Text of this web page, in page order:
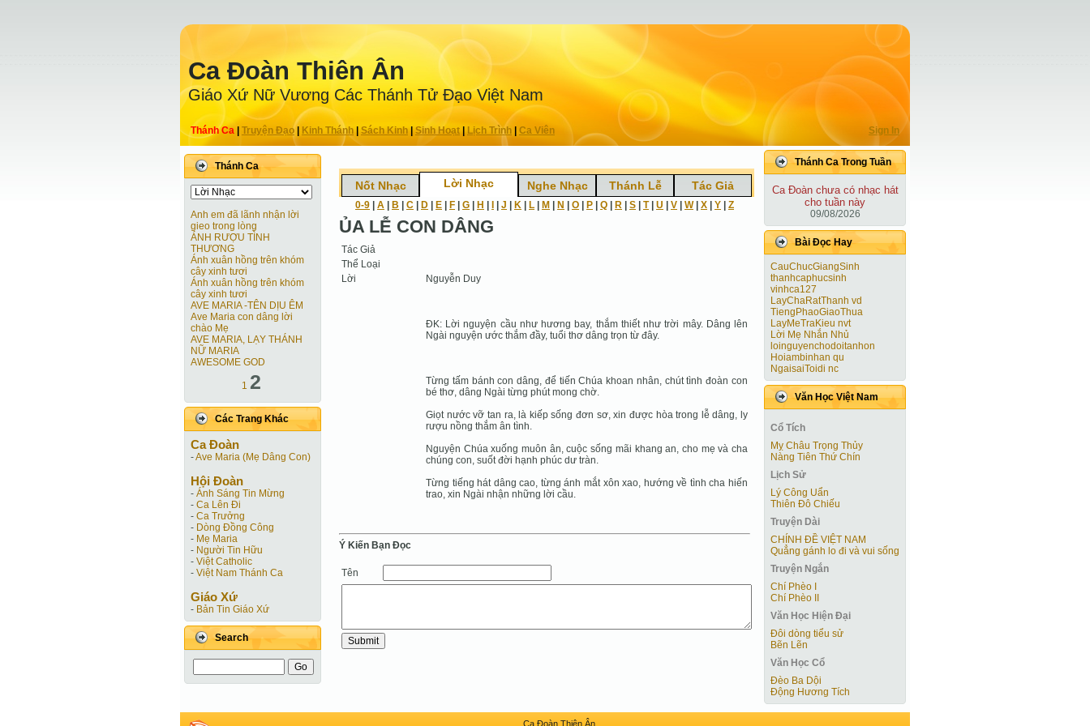
Ca Ðoàn Thiên Ân
Giáo Xứ Nữ Vương Các Thánh Tử Ðạo Việt Nam
Thánh Ca Truyện Ðạo| Kinh Thánh Sách Kinh|Sinh Hoạt| Lịch Trình Ca Viên Sign In
Thánh Ca
Anh em đã lãnh nhận lời
gieo trong lòng
ÁNH RƯỢU TÌNH
THƯƠNG
Ánh xuân hồng trên khóm
cây xinh tươi
Ánh xuân hồng trên khóm
cây xinh tươi
AVE MARIA -TÊN DỊU ÊM
Ave Maria con dâng lời
chào Mẹ
AVE MARIA, LẠY THÁNH
NỮ MARIA
AWESOME GOD
1 2
Các Trang Khác
Ca Ðoàn
-Ave Maria (Mẹ Dâng Con)
Hội Ðoàn
- Ánh Sáng Tin Mừng
- Ca Lên Đi
- Ca Trưởng
- Dòng Đồng Công
- Mẹ Maria
- Người Tin Hữu
- Việt Catholic
- Việt Nam Thánh Ca
Giáo Xứ
- Bản Tin Giáo Xứ
Search
Nốt Nhạc Lời Nhạc Nghe Nhạc Thánh Lễ Tác Giả
0-9 A B C D E F G H J K L M N O P Q R S T| U V W| X Y Z
ỦA LỄ CON DÂNG
Tác Giả
Thể Loại
Lời
Nguyễn Duy
ĐK: Lời nguyện cầu như hương bay, thắm thiết như trời mây. Dâng lên
Ngài nguyện ước thắm đầy, tuổi thơ dâng trọn từ đây.
Từng tấm bánh con dâng, để tiến Chúa khoan nhân, chút tình đoàn con
bé thơ, dâng Ngài từng phút mong chờ.
Giọt nước vỡ tan ra, là kiếp sống đơn sơ, xin được hòa trong lễ dâng, ly
rượu nồng thắm ân tình.
Nguyện Chúa xuống muôn ân, cuộc sống mãi khang an, cho mẹ và cha
chúng con, suốt đời hạnh phúc dư tràn.
Từng tiếng hát dâng cao, từng ánh mắt xôn xao, hướng về tình cha hiến
trao, xin Ngài nhận những lời cầu.
Ý Kiến Bạn Ðọc
Tên
Thánh Ca Trong Tuần
Ca Ðoàn chưa có nhạc hát
cho tuần này
09/08/2026
Bài Ðọc Hay
CauChucGiangSinh
thanhcaphucsinh
vinhca127
LayChaRatThanh vd
TiengPhaoGiaoThua
LayMeTraKieu nvt
Lời Mẹ Nhắn Nhủ
loinguyenchodoitanhon
Hoiambinhan qu
NgaisaiToidi nc
Văn Học Việt Nam
Cổ Tích
Mỵ Châu Trọng Thủy
Nàng Tiên Thứ Chín
Lịch Sử
Lý Công Uẩn
Thiên Đô Chiếu
Truyện Dài
CHÍNH ĐỀ VIỆT NAM
Quẳng gánh lo đi và vui sống
Truyện Ngắn
Chí Phèo I
Chí Phèo II
Văn Học Hiện Ðại
Đôi dòng tiểu sử
Bẽn Lẽn
Văn Học Cổ
Đèo Ba Dội
Động Hương Tích
Ca Ðoàn Thiên Ân